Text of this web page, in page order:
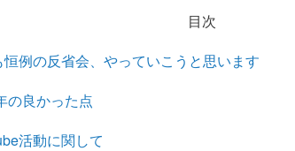
目次
恒例の反省会、やっていこうと思います
の良かった点
活動に関して